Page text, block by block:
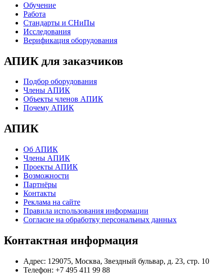
Обучение
Работа
Стандарты и СНиПы
Исследования
Верификация оборудования
АПИК для заказчиков
Подбор оборудования
Члены АПИК
Объекты членов АПИК
Почему АПИК
АПИК
Об АПИК
Члены АПИК
Проекты АПИК
Возможности
Партнёры
Контакты
Реклама на сайте
Правила использования информации
Согласие на обработку персональных данных
Контактная информация
Адрес: 129075, Москва, Звездный бульвар, д. 23, стр. 10
Телефон: +7 495 411 99 88